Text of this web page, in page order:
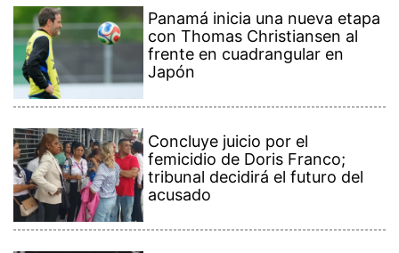
Panamá inicia una nueva etapa
con Thomas Christiansen al
frente en cuadrangular en
Japón
Concluye juicio por el
femicidio de Doris Franco;
tribunal decidirá el futuro del
acusado